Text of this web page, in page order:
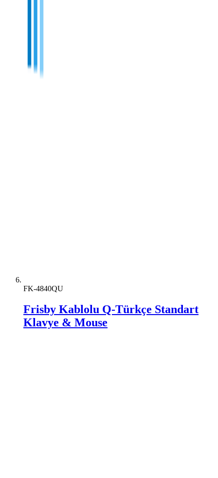
FK-4840QU
Frisby Kablolu Q-Türkçe Standart
Klavye & Mouse